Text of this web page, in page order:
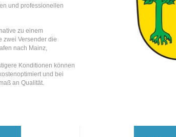
und professionellen
zu einem
zwei Versender die
nach Mainz,
Konditionen können
und bei
an Qualität.